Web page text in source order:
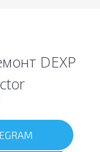
DEXP